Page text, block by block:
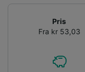
Pris
Fra kr 53,03